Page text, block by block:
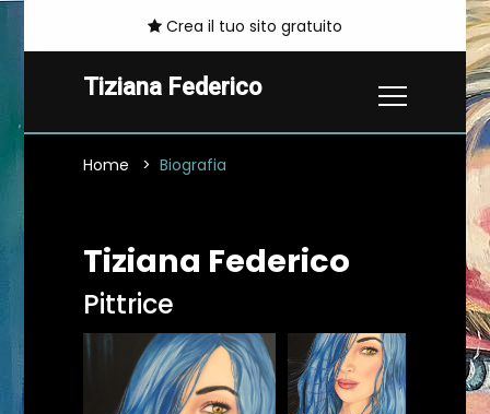
Crea il tuo sito gratuito
Tiziana Federico
Home Biografia
Tiziana Federico
Pittrice